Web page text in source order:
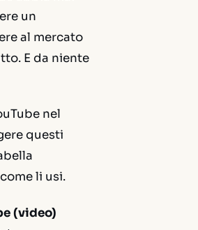
un
al mercato
E da niente
nel
questi
li usi.
(video)